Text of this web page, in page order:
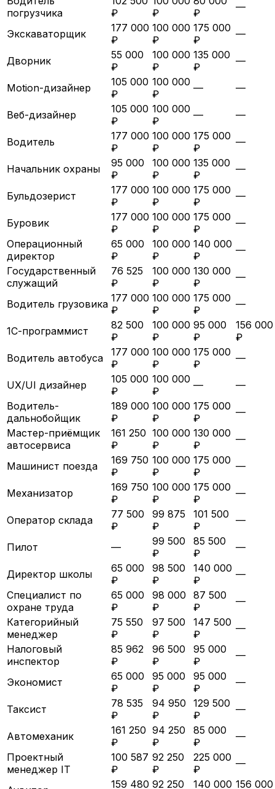
погрузчика
₽
₽
₽
—
Экскаваторщик
177 000
₽
100 000
₽
175 000
₽
—
Дворник
55 000
₽
100 000
₽
135 000
₽
—
Motion-дизайнер
105 000
₽
100 000
₽
— —
Веб-дизайнер
105 000
₽
100 000
₽
— —
Водитель
177 000
₽
100 000
₽
175 000
₽
—
Начальник охраны
95 000
₽
100 000
₽
135 000
₽
—
Бульдозерист
177 000
₽
100 000
₽
175 000
₽
—
Буровик
177 000
₽
100 000
₽
175 000
₽
—
Операционный
директор
65 000
₽
100 000
₽
140 000
₽
—
Государственный
служащий
76 525
₽
100 000
₽
130 000
₽
—
Водитель грузовика 177 000
₽
100 000
₽
175 000
₽
—
1С-программист
82 500
₽
100 000
₽
95 000
₽
156 000
₽
Водитель автобуса
177 000
₽
100 000
₽
175 000
₽
—
UX/UI дизайнер
105 000
₽
100 000
₽
—
—
Водитель-
дальнобойщик
189 000
₽
100 000
₽
175 000
₽
—
Мастер-приёмщик
автосервиса
161 250
₽
100 000
₽
130 000
₽
—
Машинист поезда
169 750
₽
100 000
₽
175 000
₽
—
Механизатор
169 750
₽
100 000
₽
175 000
₽
—
Оператор склада
77 500
₽
99 875
₽
101 500
₽
—
Пилот —
99 500
₽
85 500
₽
—
Директор школы
65 000
₽
98 500
₽
140 000
₽
—
Специалист по
охране труда
65 000
₽
98 000
₽
87 500
₽
—
Категорийный
менеджер
75 550
₽
97 500
₽
147 500
₽
—
Налоговый
инспектор
85 962
₽
96 500
₽
95 000
₽
—
Экономист
65 000
₽
95 000
₽
95 000
₽
—
Таксист
78 535
₽
94 950
₽
129 500
₽
—
Автомеханик
161 250
₽
94 250
₽
85 000
₽
—
Проектный
менеджер IT
100 587
₽
92 250
₽
225 000
₽
—
159 480 92 250
140 000 156 000